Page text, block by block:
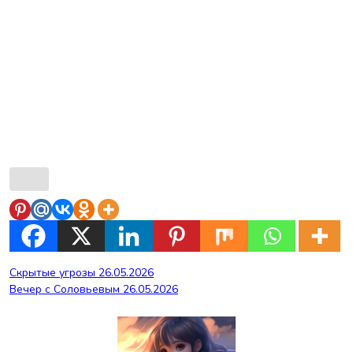
Навигация
по
Скрытые угрозы 26.05.2026
Вечер с Соловьевым 26.05.2026